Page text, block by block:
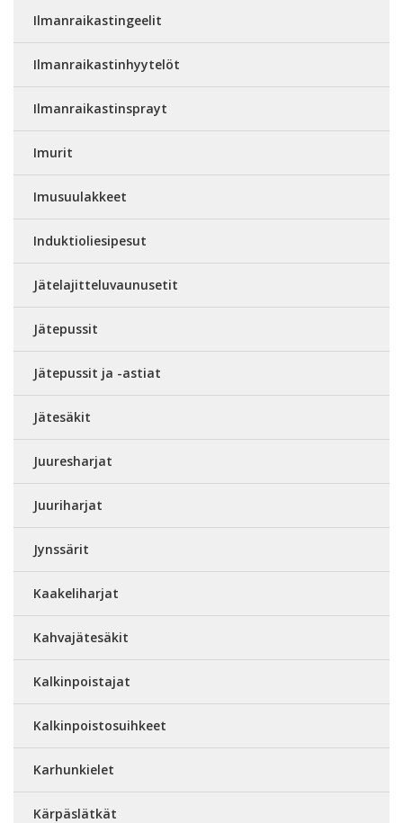
Ilmanraikastingeelit
Ilmanraikastinhyytelöt
Ilmanraikastinsprayt
Imurit
Imusuulakkeet
Induktioliesipesut
Jätelajitteluvaunusetit
Jätepussit
Jätepussit ja -astiat
Jätesäkit
Juuresharjat
Juuriharjat
Jynssärit
Kaakeliharjat
Kahvajätesäkit
Kalkinpoistajat
Kalkinpoistosuihkeet
Karhunkielet
Kärpäslätkät